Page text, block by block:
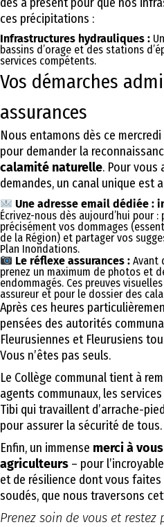
dès à présent pour que nos
ces précipitations :
Infrastructures hydrauliques :
bassins d’orage et des stations
services compétents.
Vos démarches
assurances
Nous entamons dès ce
pour demander la
calamité naturelle. Pour vous
demandes, un canal unique est
Une adresse email dédiée :
Écrivez-nous dès aujourd’hui pour
précisément vos dommages
de la Région) et partager vos
Plan Inondations.
Le réflexe assurances : Avant
prenez un maximum de photos et
endommagés. Ces preuves
assureur et pour le dossier des
Après ces heures
pensées des autorités
Fleurusiennes et Fleurusiens
Vous n’êtes pas seuls.
Le Collège communal tient à
agents communaux, les
Tibi qui travaillent d’arrache-
pour assurer la sécurité de tous.
Enfin, un immense merci à
agriculteurs – pour
et de résilience dont vous faites
soudés, que nous traversons
Prenez soin de vous et restez